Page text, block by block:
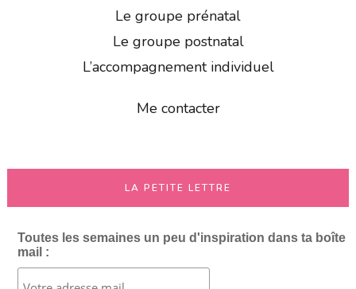
Le groupe prénatal
Le groupe postnatal
L’accompagnement individuel
Me contacter
LA PETITE LETTRE
Toutes les semaines un peu d'inspiration dans ta boîte
mail :